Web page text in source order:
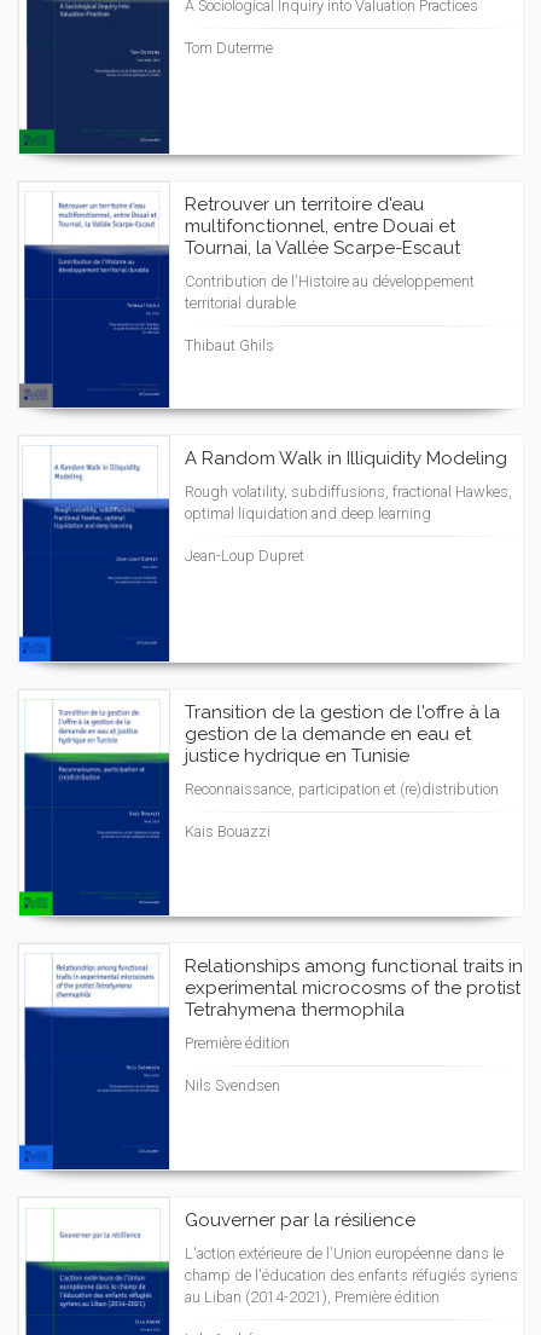
A Sociological Inquiry into Valuation Practices
Tom Duterme
Retrouver un territoire d'eau
multifonctionnel, entre Douai et
Tournai, la Vallée Scarpe-Escaut
Contribution de l'Histoire au développement
territorial durable
Thibaut Ghils
A Random Walk in Illiquidity Modeling
Rough volatility, subdiffusions, fractional Hawkes,
optimal liquidation and deep learning
Jean-Loup Dupret
Transition de la gestion de l'offre à la
gestion de la demande en eau et
justice hydrique en Tunisie
Reconnaissance, participation et (re)distribution
Kais Bouazzi
Relationships among functional traits in
experimental microcosms of the protist
Tetrahymena thermophila
Première édition
Nils Svendsen
Gouverner par la résilience
L'action extérieure de l'Union européenne dans le
champ de l'éducation des enfants réfugiés syriens
au Liban (2014-2021), Première édition